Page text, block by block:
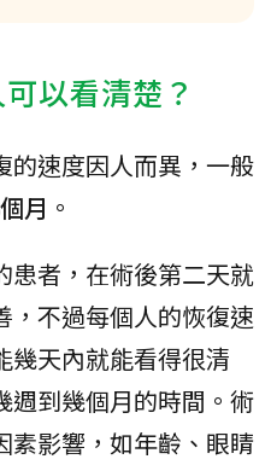
以看清楚？
的速度因人而異，一般
月 。
患者，在術後第二天就
，不過每個人的恢復速
幾天內就能看得很清
週到幾個月的時間。術
素影響，如年齡、眼睛